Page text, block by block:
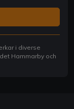
i diverse
Hammarby och